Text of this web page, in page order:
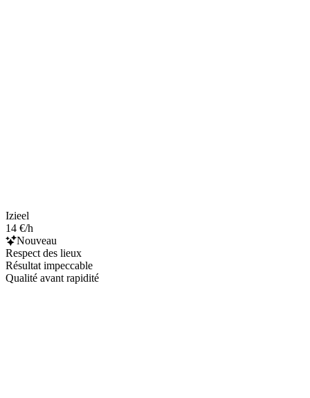
Izieel
14 €/h
Nouveau
Respect des lieux
Résultat impeccable
Qualité avant rapidité